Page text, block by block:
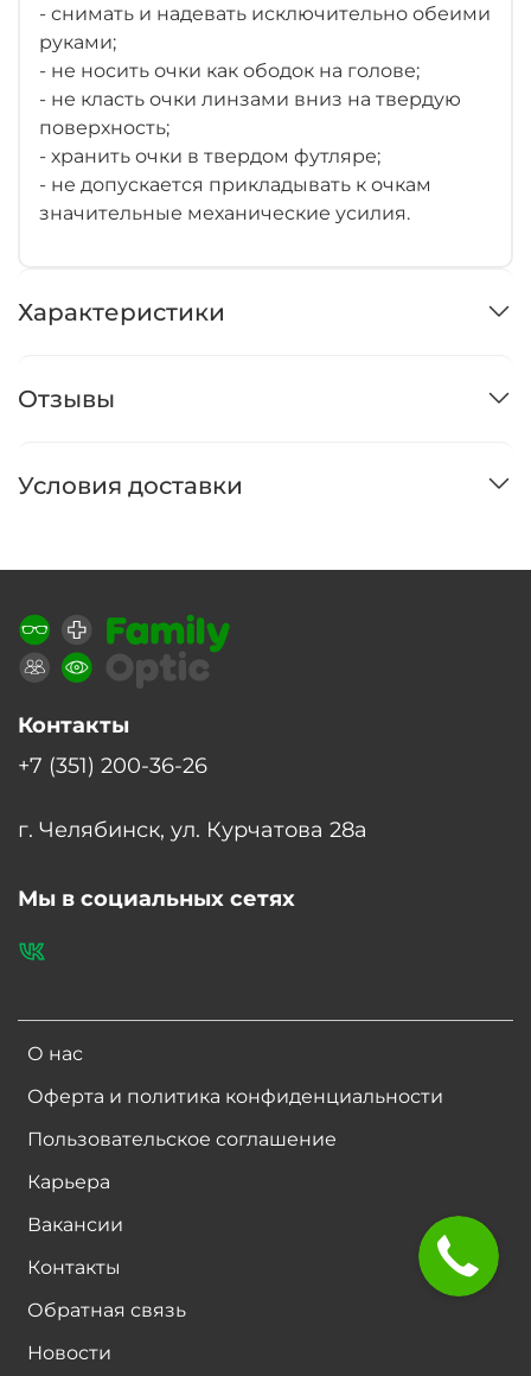
- снимать и надевать исключительно обеими
руками;
- не носить очки как ободок на голове;
- не класть очки линзами вниз на твердую
поверхность;
- хранить очки в твердом футляре;
- не допускается прикладывать к очкам
значительные механические усилия.
Характеристики
Отзывы
Условия доставки
О нас
Оферта и политика конфиденциальности
Пользовательское соглашение
Карьера
Вакансии
Контакты
Обратная связь
Новости
Контакты
+7 (351) 200-36-26
г. Челябинск, ул. Курчатова 28а
Мы в социальных сетях